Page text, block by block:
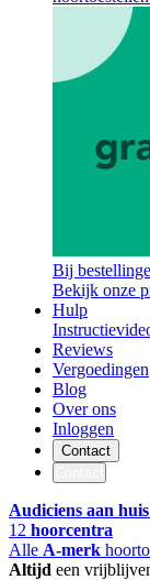
Bij
Bekijk onze
Hulp
Reviews
Vergoedingen
Blog
Over ons
Inloggen
Contact
Audiciens aan huis
12 hoorcentra
Alle A-merk
Altijd een